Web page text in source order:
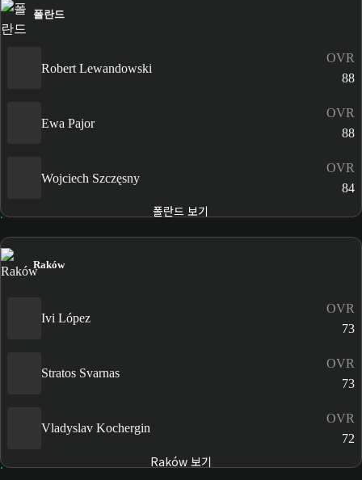
폴란드
Robert Lewandowski
OVR
88
Ewa Pajor
OVR
88
Wojciech Szczęsny
OVR
84
폴란드 보기
Raków
Ivi López
OVR
73
Stratos Svarnas
OVR
73
Vladyslav Kochergin
OVR
72
Raków 보기